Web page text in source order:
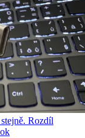
Rozdíl